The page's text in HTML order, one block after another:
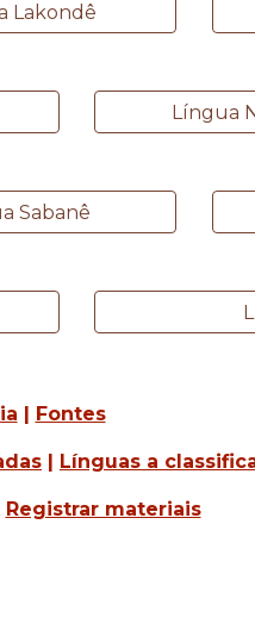
Lakondê
Língua
Sabanê
| Fontes
| Línguas a
Registrar materiais